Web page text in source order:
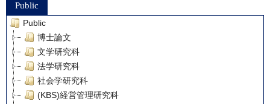
Public
Public
博士論文
文学研究科
法学研究科
社会学研究科
(KBS)経営管理研究科